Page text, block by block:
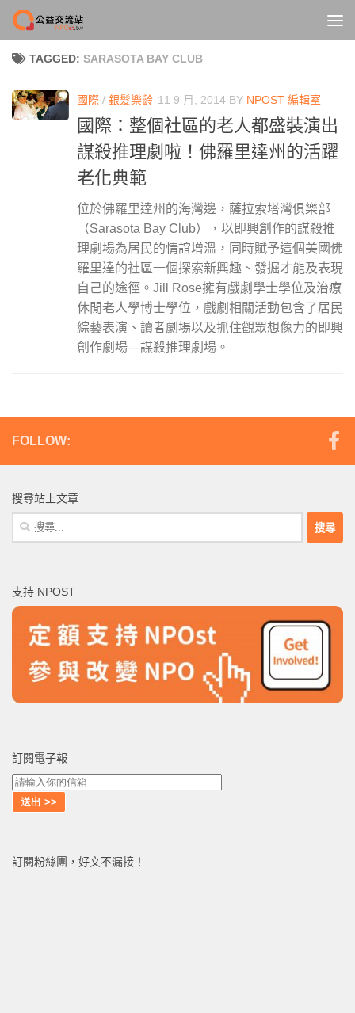
Skip to content
TAGGED: SARASOTA BAY CLUB
國際 / 銀髮樂齡 11 9 月, 2014 BY NPOST 編輯室
國際：整個社區的老人都盛裝演出
謀殺推理劇啦！佛羅里達州的活躍
老化典範
位於佛羅里達州的海灣邊，薩拉索塔灣俱樂部
（Sarasota Bay Club），以即興創作的謀殺推
理劇場為居民的情誼增溫，同時賦予這個美國佛
羅里達的社區一個探索新興趣、發掘才能及表現
自己的途徑。Jill Rose擁有戲劇學士學位及治療
休閒老人學博士學位，戲劇相關活動包含了居民
綜藝表演、讀者劇場以及抓住觀眾想像力的即興
創作劇場—謀殺推理劇場。
FOLLOW:
搜尋站上文章
搜
尋
字:
支持 NPOST
訂閱電子報
訂閱粉絲團，好文不漏接！